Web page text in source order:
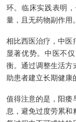
环。临床实践表明
量，且无药物副作用。
相比西医治疗，中医
显著优势。中医不
衡。通过调整生活方
助患者建立长期健康
值得注意的是，阳痿
息，避免过度劳累和